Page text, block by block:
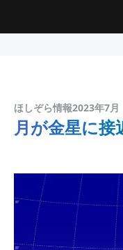
ほしぞら情報2023年7月
月が金星に接